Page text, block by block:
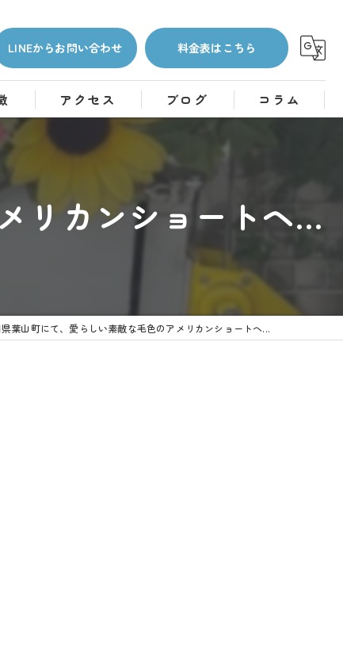
LINEからお問い合わせ 料金表はこちら
アクセス ブログ コラム
リカンショートヘ...
葉山町にて、愛らしい素敵な毛色のアメリカンショートヘ...